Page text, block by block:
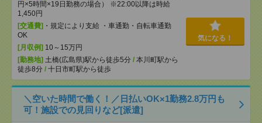
円×5時間×19日勤務の場合） ※22:00以降は時給
1,450円
[交通費] ・規定により支給 ・車通勤・自転車通勤
OK
[月収例] 10～15万円
[勤務地] 土橋(広島県)駅から徒歩5分 / 本川町駅から
徒歩8分 / 十日市町駅から徒歩
気になる！
＼空いた時間で働く！／日払いOK×1勤務2.8万円も
可！施設での見回りなど[派遣]